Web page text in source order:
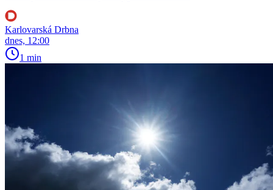
Karlovarská Drbna
dnes, 12:00
1 min